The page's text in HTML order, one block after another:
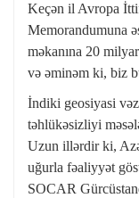
Keçən il Avropa
Memorandumuna
məkanına 20
və əminəm ki, biz
İndiki geosiyasi
təhlükəsizliyi
Uzun illərdir ki,
uğurla fəaliyyət
SOCAR